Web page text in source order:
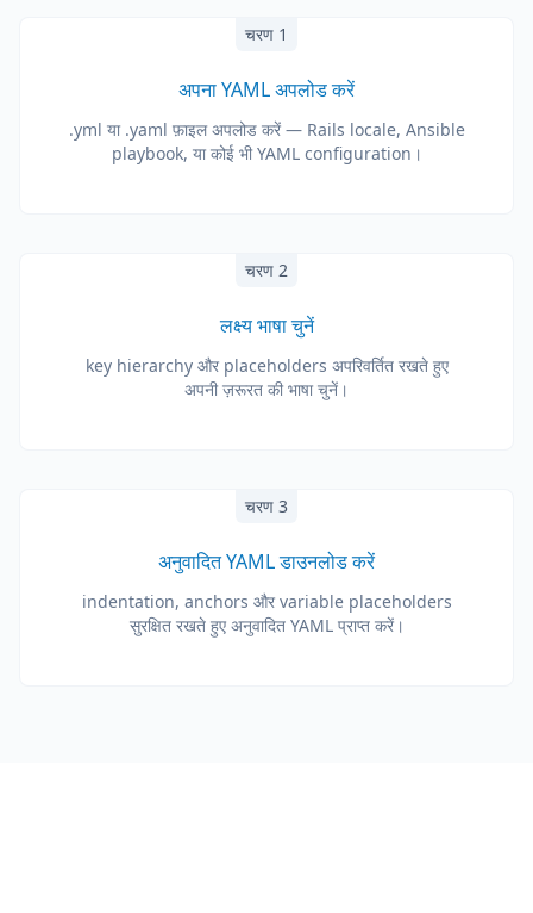
चरण 1
अपना YAML अपलोड करें
.yml या .yaml फ़ाइल अपलोड करें — Rails locale, Ansible
playbook, या कोई भी YAML configuration।
चरण 2
लक्ष्य भाषा चुनें
key hierarchy और placeholders अपरिवर्तित रखते हुए
अपनी ज़रूरत की भाषा चुनें।
चरण 3
अनुवादित YAML डाउनलोड करें
indentation, anchors और variable placeholders
सुरक्षित रखते हुए अनुवादित YAML प्राप्त करें।